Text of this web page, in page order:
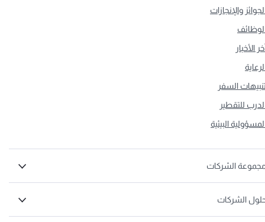
والإنجازات
الأخبار
السفر
للتقطير
البيئية
الشركات
الشركات